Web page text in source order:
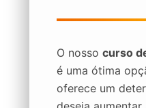
O nosso curso
é uma ótima
oferece um